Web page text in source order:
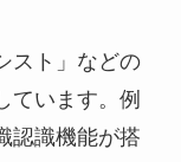
スト」などの
ています。例
認識機能が搭